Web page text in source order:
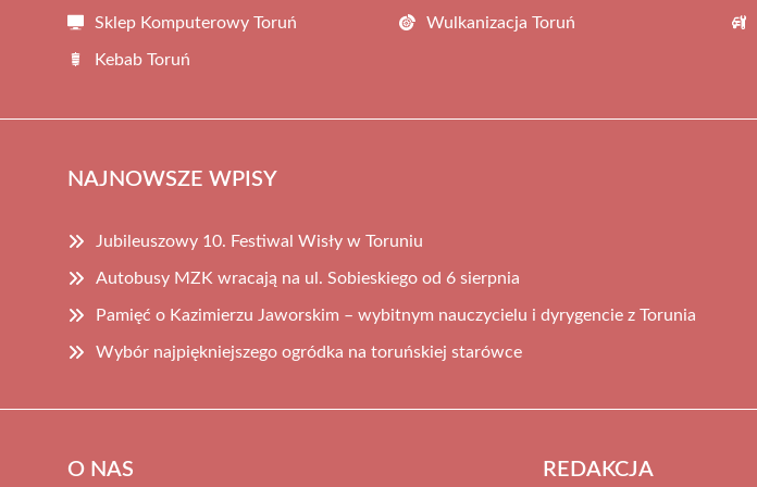
Sklep Komputerowy Toruń Wulkanizacja Toruń
Kebab Toruń
NAJNOWSZE WPISY
Jubileuszowy 10. Festiwal Wisły w Toruniu
Autobusy MZK wracają na ul. Sobieskiego od 6 sierpnia
Pamięć o Kazimierzu Jaworskim – wybitnym nauczycielu i dyrygencie z Torunia
Wybór najpiękniejszego ogródka na toruńskiej starówce
O NAS REDAKCJA